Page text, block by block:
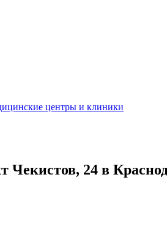
центры и клиники
Чекистов, 24 в